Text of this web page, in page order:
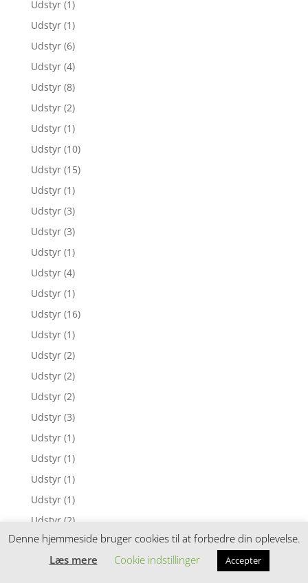
Udstyr (1)
Udstyr (1)
Udstyr (6)
Udstyr (4)
Udstyr (8)
Udstyr (2)
Udstyr (1)
Udstyr (10)
Udstyr (15)
Udstyr (1)
Udstyr (3)
Udstyr (3)
Udstyr (1)
Udstyr (4)
Udstyr (1)
Udstyr (16)
Udstyr (1)
Udstyr (2)
Udstyr (2)
Udstyr (2)
Udstyr (3)
Udstyr (1)
Udstyr (1)
Udstyr (1)
Udstyr (1)
Udstyr (2)
Udstyr (1)
Udstyr (13)
Denne hjemmeside bruger cookies til at forbedre din oplevelse.
Læs mere
Cookie indstillinger Accepter